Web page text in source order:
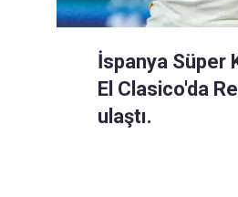
İspanya Süper
El Clasico'da
ulaştı.